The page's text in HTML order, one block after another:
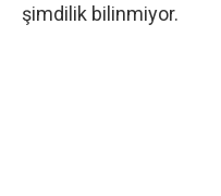
şimdilik bilinmiyor.